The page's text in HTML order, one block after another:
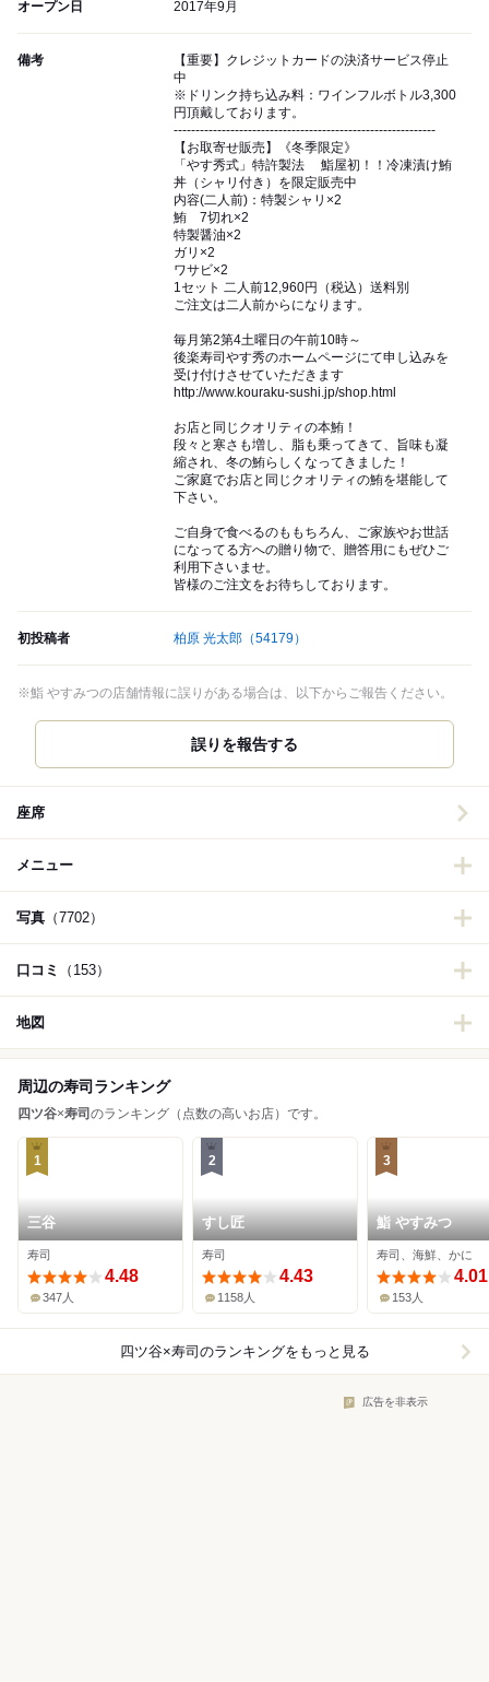
オープン日 2017年9月
備考
【重要】クレジットカードの決済サービス停止
中
※ドリンク持ち込み料：ワインフルボトル3,300
円頂戴しております。
------------------------------------------------------------
【お取寄せ販売】《冬季限定》
「やす秀式」特許製法 鮨屋初！！冷凍漬け鮪
丼（シャリ付き）を限定販売中
内容(二人前)：特製シャリ×2
鮪 7切れ×2
特製醤油×2
ガリ×2
ワサビ×2
1セット 二人前12,960円（税込）送料別
ご注文は二人前からになります。
毎月第2第4土曜日の午前10時～
後楽寿司やす秀のホームページにて申し込みを
受け付けさせていただきます
http://www.kouraku-sushi.jp/shop.html
お店と同じクオリティの本鮪！
段々と寒さも増し、脂も乗ってきて、旨味も凝
縮され、冬の鮪らしくなってきました！
ご家庭でお店と同じクオリティの鮪を堪能して
下さい。
ご自身で食べるのももちろん、ご家族やお世話
になってる方への贈り物で、贈答用にもぜひご
利用下さいませ。
皆様のご注文をお待ちしております。
初投稿者 柏原 光太郎 （54179）
※鮨 やすみつの店舗情報に誤りがある場合は、以下からご報告ください。
誤りを報告する
座席
メニュー
写真 （7702）
口コミ （153）
地図
周辺の寿司ランキング
四ツ谷×寿司 のランキング（点数の高いお店）です。
1
三谷
寿司
4.48
347人
2
すし匠
寿司
4.43
1158人
3
鮨 やすみつ
寿司、海鮮、かに
4.01
153人
四ツ谷×寿司 のランキングをもっと見る
広告を非表示